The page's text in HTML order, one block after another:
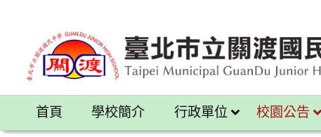
內
首頁 學校簡介 行政單位 校園公告